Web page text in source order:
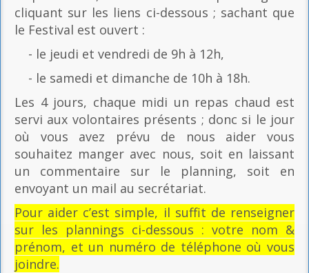
cliquant sur les liens ci-dessous ; sachant que
le Festival est ouvert :
- le jeudi et vendredi de 9h à 12h,
- le samedi et dimanche de 10h à 18h.
Les 4 jours, chaque midi un repas chaud est
servi aux volontaires présents ; donc si le jour
où vous avez prévu de nous aider vous
souhaitez manger avec nous, soit en laissant
un commentaire sur le planning, soit en
envoyant un mail au secrétariat.
Pour aider c’est simple, il suffit de renseigner
sur les plannings ci-dessous : votre nom &
prénom, et un numéro de téléphone où vous
joindre.